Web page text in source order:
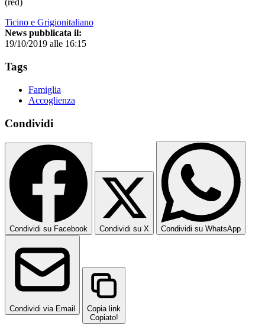
(red)
Ticino e Grigionitaliano
News pubblicata il:
19/10/2019 alle 16:15
Tags
Famiglia
Accoglienza
Condividi
Condividi su Facebook Condividi su X Condividi su WhatsApp
Condividi via Email
Copia link
Copiato!